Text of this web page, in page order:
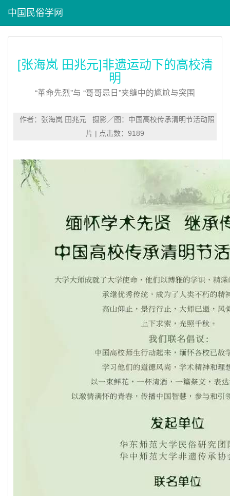
中国民俗学网
[张海岚 田兆元]非遗运动下的高校清
明
“革命先烈”与 “哥哥忌日”夹缝中的尴尬与突围
作者：张海岚 田兆元 摄影／图：中国高校传承清明节活动照
片 | 点击数：9189